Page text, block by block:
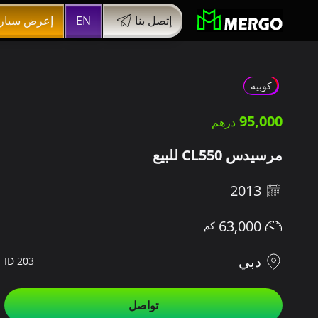
إعرض EN إتصل بنا
كوبيه
95,000
مرسيدس CL550 للبيع
2013
63,000
دبي
ID 203
تواصل